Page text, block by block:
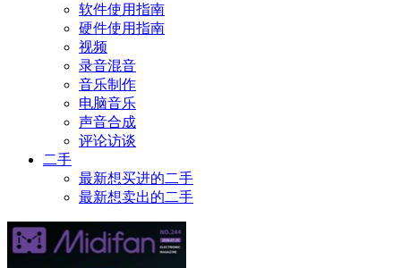
软件使用指南
硬件使用指南
视频
录音混音
音乐制作
电脑音乐
声音合成
评论访谈
二手
最新想买进的二手
最新想卖出的二手